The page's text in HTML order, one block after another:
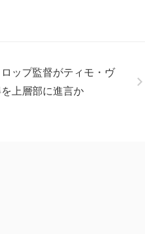
ップ監督がティモ・ヴ
上層部に進言か